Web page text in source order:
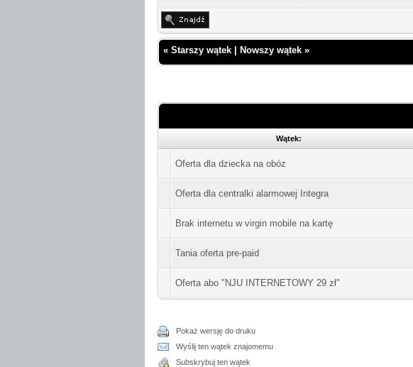
« Starszy wątek Nowszy wątek »
Wątek:
Oferta dla dziecka na obóz
Oferta dla centralki alarmowej Integra
Brak internetu w virgin mobile na kartę
Tania oferta pre-paid
Oferta abo "NJU INTERNETOWY 29 zł"
Pokaż wersję do druku
Wyślij ten wątek znajomemu
Subskrybuj ten wątek